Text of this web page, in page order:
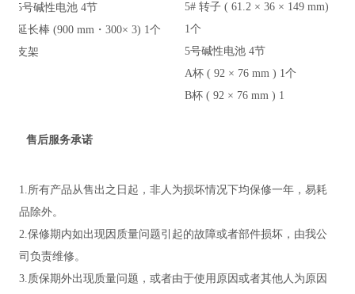
5号碱性电池 4节
延长棒 (900 mm・300× 3) 1个
支架
5# 转子 ( 61.2 × 36 × 149 mm)
1个
5号碱性电池 4节
A杯 ( 92 × 76 mm ) 1个
B杯 ( 92 × 76 mm ) 1
售后服务承诺
1.所有产品从售出之日起，非人为损坏情况下均保修一年，易耗
品除外。
2.保修期内如出现因质量问题引起的故障或者部件损坏，由我公
司负责维修。
3.质保期外出现质量问题，或者由于使用原因或者其他人为原因